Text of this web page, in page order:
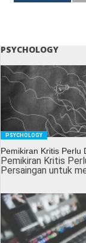
PSYCHOLOGY
PSYCHOLOGY
Pemikiran Kritis Perlu
Pemikiran Kritis
Persaingan untuk